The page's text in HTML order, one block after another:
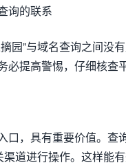
询的联系
园”与域名查询之间没
必提高警惕，仔细核查
口，具有重要价值。
渠道进行操作。这样能